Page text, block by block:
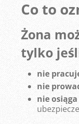
Co to
Żona
tylko
nie
nie
nie